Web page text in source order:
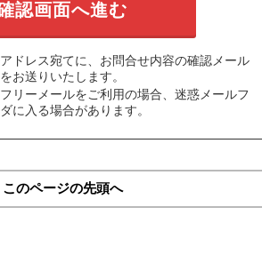
ドレス宛てに、お問合せ内容の確認メール
をお送りいたします。
リーメールをご利用の場合、迷惑メールフ
に入る場合があります。
このページの先頭へ